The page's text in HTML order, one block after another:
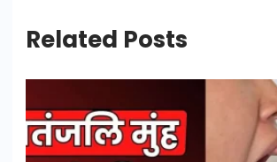
Related Posts